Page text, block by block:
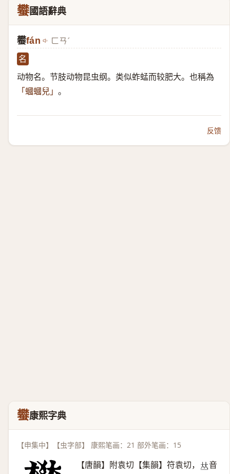
蠜國語辭典
蠜fán ㄈㄢˊ
名
动物名。节肢动物昆虫纲。类似蚱蜢而较肥大。也稱為
「蟈蟈兒」 。
反馈
蠜康熙字典
【申集中】【虫字部】 康熙笔画：21 部外笔画：15
【唐韻】附袁切【集韻】符袁切， 𠀤音